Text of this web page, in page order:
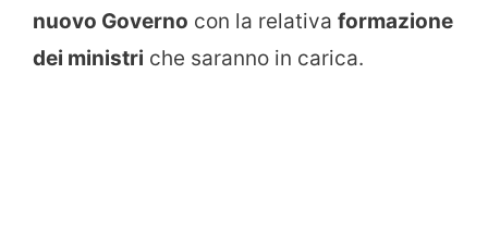
nuovo Governo con la relativa formazione
dei ministri che saranno in carica.